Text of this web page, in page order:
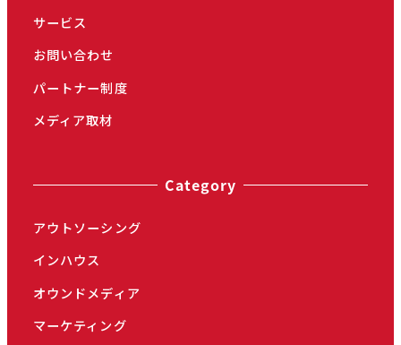
サービス
お問い合わせ
パートナー制度
メディア取材
Category
アウトソーシング
インハウス
オウンドメディア
マーケティング